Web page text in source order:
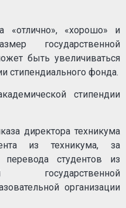
«отлично», «хорошо» и
государственной
быть увеличиваться
стипендиального фонда.
стипендии
директора техникума
из техникума, за
студентов из
организации